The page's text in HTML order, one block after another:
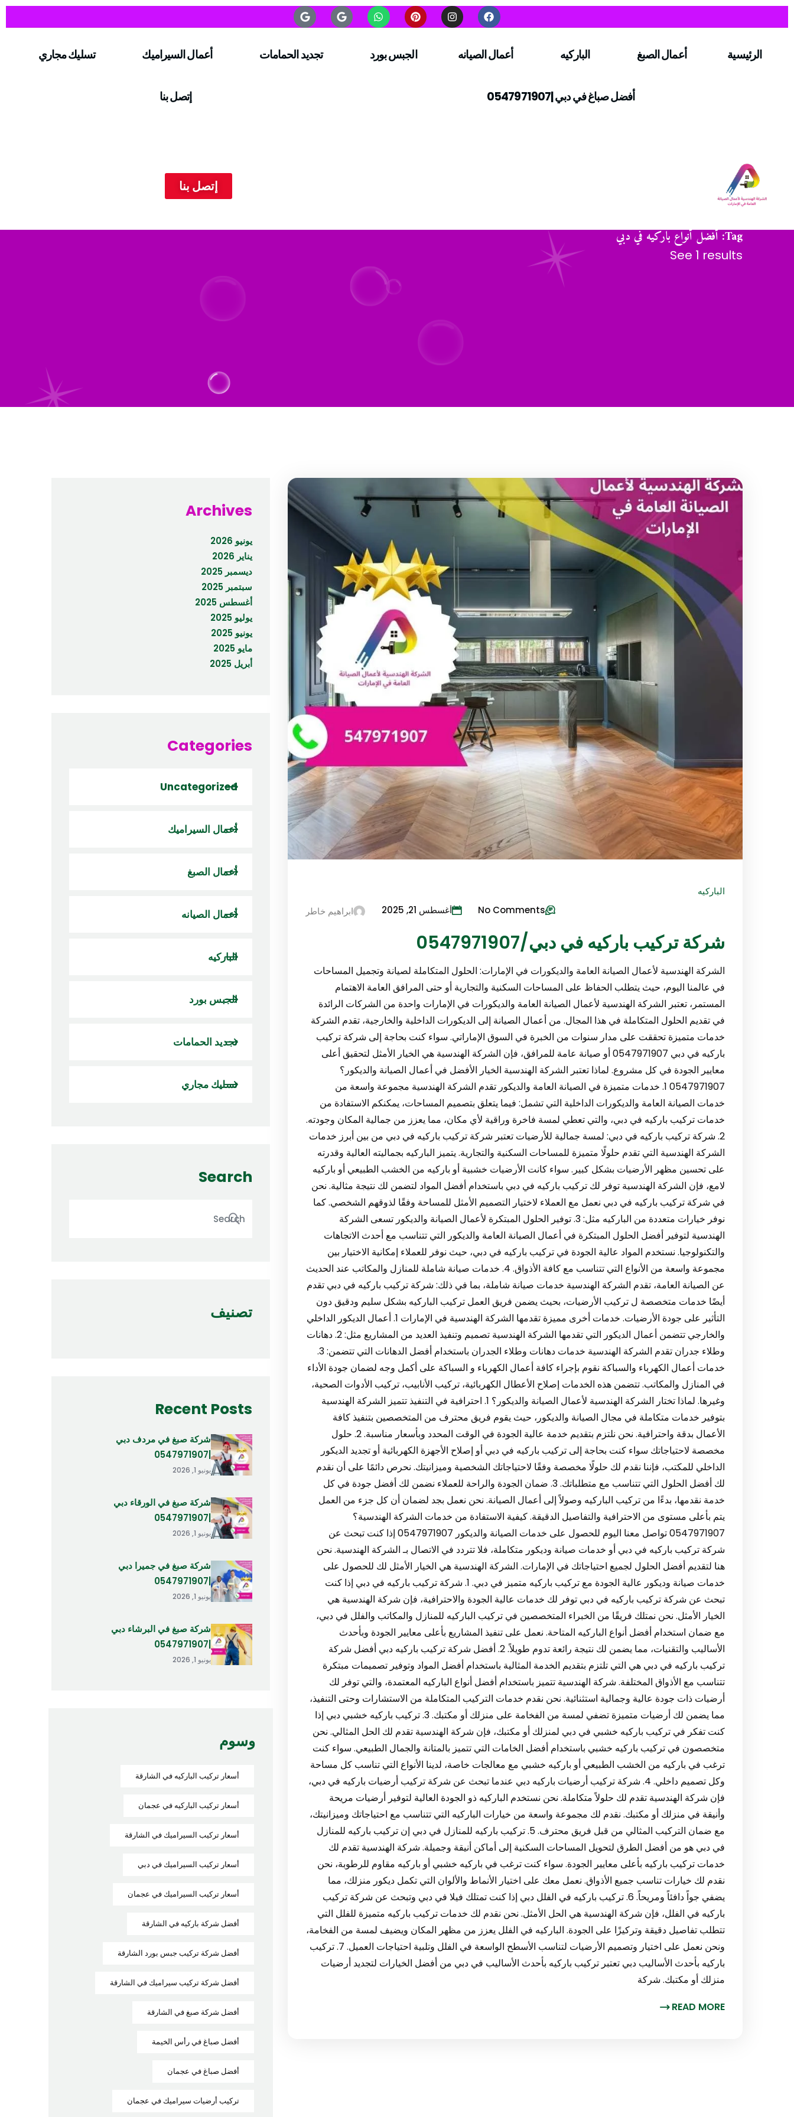
الرئيسية أعمال الصبغ الباركيه أعمال الصيانه الجبس بورد تجديد الحمامات أعمال السيراميك تسليك مجاري
أفضل صباغ في دبي |0547971907 إتصل بنا
إتصل بنا
Tag: أفضل أنواع باركيه في دبي
See 1 results
الباركيه
ابراهيم خاطر
أغسطس 21, 2025 No Comments
شركة تركيب باركيه في دبي/0547971907
الشركة الهندسية لأعمال الصيانة العامة والديكورات في الإمارات: الحلول المتكاملة لصيانة وتجميل المساحات
في عالمنا اليوم، حيث يتطلب الحفاظ على المساحات السكنية والتجارية أو حتى المرافق العامة الاهتمام
المستمر، تعتبر الشركة الهندسية لأعمال الصيانة العامة والديكورات في الإمارات واحدة من الشركات الرائدة
في تقديم الحلول المتكاملة في هذا المجال. من أعمال الصيانة إلى الديكورات الداخلية والخارجية، تقدم الشركة
خدمات متميزة تحققت على مدار سنوات من الخبرة في السوق الإماراتي. سواء كنت بحاجة إلى شركة تركيب
باركيه في دبي 0547971907 أو صيانة عامة للمرافق، فإن الشركة الهندسية هي الخيار الأمثل لتحقيق أعلى
معايير الجودة في كل مشروع. لماذا تعتبر الشركة الهندسية الخيار الأفضل في أعمال الصيانة والديكور؟
0547971907 1. خدمات متميزة في الصيانة العامة والديكور تقدم الشركة الهندسية مجموعة واسعة من
خدمات الصيانة العامة والديكورات الداخلية التي تشمل: فيما يتعلق بتصميم المساحات، يمكنكم الاستفادة من
خدمات تركيب باركيه في دبي، والتي تعطي لمسة فاخرة وراقية لأي مكان، مما يعزز من جمالية المكان وجودته.
2. شركة تركيب باركيه في دبي: لمسة جمالية للأرضيات تعتبر شركة تركيب باركيه في دبي من بين أبرز خدمات
الشركة الهندسية التي تقدم حلولًا متميزة للمساحات السكنية والتجارية. يتميز الباركيه بجماليته العالية وقدرته
على تحسين مظهر الأرضيات بشكل كبير. سواء كانت الأرضيات خشبية أو باركيه من الخشب الطبيعي أو باركيه
لامع، فإن الشركة الهندسية توفر لك تركيب باركيه في دبي باستخدام أفضل المواد لتضمن لك نتيجة مثالية. نحن
في شركة تركيب باركيه في دبي نعمل مع العملاء لاختيار التصميم الأمثل للمساحة وفقًا لذوقهم الشخصي. كما
نوفر خيارات متعددة من الباركيه مثل: 3. توفير الحلول المبتكرة لأعمال الصيانة والديكور تسعى الشركة
الهندسية لتوفير أفضل الحلول المبتكرة في أعمال الصيانة العامة والديكور التي تتناسب مع أحدث الاتجاهات
والتكنولوجيا. نستخدم المواد عالية الجودة في تركيب باركيه في دبي، حيث نوفر للعملاء إمكانية الاختيار بين
مجموعة واسعة من الأنواع التي تتناسب مع كافة الأذواق. 4. خدمات صيانة شاملة للمنازل والمكاتب عند الحديث
عن الصيانة العامة، تقدم الشركة الهندسية خدمات صيانة شاملة، بما في ذلك: شركة تركيب باركيه في دبي تقدم
أيضًا خدمات متخصصة ل تركيب الأرضيات، بحيث يضمن فريق العمل تركيب الباركيه بشكل سليم ودقيق دون
التأثير على جودة الأرضيات. خدمات أخرى مميزة تقدمها الشركة الهندسية في الإمارات 1. أعمال الديكور الداخلي
والخارجي تتضمن أعمال الديكور التي تقدمها الشركة الهندسية تصميم وتنفيذ العديد من المشاريع مثل: 2. دهانات
وطلاء جدران تقدم الشركة الهندسية خدمات دهانات وطلاء الجدران باستخدام أفضل الدهانات التي تتضمن: 3.
خدمات أعمال الكهرباء والسباكة نقوم بإجراء كافة أعمال الكهرباء و السباكة على أكمل وجه لضمان جودة الأداء
في المنازل والمكاتب. تتضمن هذه الخدمات إصلاح الأعطال الكهربائية، تركيب الأنابيب، تركيب الأدوات الصحية،
وغيرها. لماذا تختار الشركة الهندسية لأعمال الصيانة والديكور؟ 1. احترافية في التنفيذ تتميز الشركة الهندسية
بتوفير خدمات متكاملة في مجال الصيانة والديكور، حيث يقوم فريق محترف من المتخصصين بتنفيذ كافة
الأعمال بدقة واحترافية. نحن نلتزم بتقديم خدمة عالية الجودة في الوقت المحدد وبأسعار مناسبة. 2. حلول
مخصصة لاحتياجاتك سواء كنت بحاجة إلى تركيب باركيه في دبي أو إصلاح الأجهزة الكهربائية أو تجديد الديكور
الداخلي للمكتب، فإننا نقدم لك حلولًا مخصصة وفقًا لاحتياجاتك الشخصية وميزانيتك. نحرص دائمًا على أن نقدم
لك أفضل الحلول التي تتناسب مع متطلباتك. 3. ضمان الجودة والراحة للعملاء نضمن لك أفضل جودة في كل
خدمة نقدمها، بدءًا من تركيب الباركيه وصولاً إلى أعمال الصيانة. نحن نعمل بجد لضمان أن كل جزء من العمل
يتم بأعلى مستوى من الاحترافية والتفاصيل الدقيقة. كيفية الاستفادة من خدمات الشركة الهندسية؟
0547971907 تواصل معنا اليوم للحصول على خدمات الصيانة والديكور 0547971907 إذا كنت تبحث عن
شركة تركيب باركيه في دبي أو خدمات صيانة وديكور متكاملة، فلا تتردد في الاتصال بـ الشركة الهندسية. نحن
هنا لتقديم أفضل الحلول لجميع احتياجاتك في الإمارات. الشركة الهندسية هي الخيار الأمثل لك للحصول على
خدمات صيانة وديكور عالية الجودة مع تركيب باركيه متميز في دبي. 1. شركة تركيب باركيه في دبي إذا كنت
تبحث عن شركة تركيب باركيه في دبي توفر لك خدمات عالية الجودة والاحترافية، فإن شركة الهندسية هي
الخيار الأمثل. نحن نمتلك فريقًا من الخبراء المتخصصين في تركيب الباركيه للمنازل والمكاتب والفلل في دبي،
مع ضمان استخدام أفضل أنواع الباركيه المتاحة. نعمل على تنفيذ المشاريع بأعلى معايير الجودة وبأحدث
الأساليب والتقنيات، مما يضمن لك نتيجة رائعة تدوم طويلاً. 2. أفضل شركة تركيب باركيه دبي أفضل شركة
تركيب باركيه في دبي هي التي تلتزم بتقديم الخدمة المثالية باستخدام أفضل المواد وتوفير تصميمات مبتكرة
تتناسب مع الأذواق المختلفة. شركة الهندسية تتميز باستخدام أفضل أنواع الباركيه المعتمدة، والتي توفر لك
أرضيات ذات جودة عالية وجمالية استثنائية. نحن نقدم خدمات التركيب المتكاملة من الاستشارات وحتى التنفيذ،
مما يضمن لك أرضيات متميزة تضفي لمسة من الفخامة على منزلك أو مكتبك. 3. تركيب باركيه خشبي دبي إذا
كنت تفكر في تركيب باركيه خشبي في دبي لمنزلك أو مكتبك، فإن شركة الهندسية تقدم لك الحل المثالي. نحن
متخصصون في تركيب باركيه خشبي باستخدام أفضل الخامات التي تتميز بالمتانة والجمال الطبيعي. سواء كنت
ترغب في باركيه من الخشب الطبيعي أو باركيه خشبي مع معالجات خاصة، لدينا الأنواع التي تناسب كل مساحة
وكل تصميم داخلي. 4. شركة تركيب أرضيات باركيه دبي عندما تبحث عن شركة تركيب أرضيات باركيه في دبي،
فإن شركة الهندسية تقدم لك حلولاً متكاملة. نحن نستخدم الباركيه ذو الجودة العالية لتوفير أرضيات مريحة
وأنيقة في منزلك أو مكتبك. نقدم لك مجموعة واسعة من خيارات الباركيه التي تتناسب مع احتياجاتك وميزانيتك،
مع ضمان التركيب المثالي من قبل فريق محترف. 5. تركيب باركيه للمنازل في دبي إن تركيب باركيه للمنازل
في دبي هو من أفضل الطرق لتحويل المساحات السكنية إلى أماكن أنيقة وجميلة. شركة الهندسية تقدم لك
خدمات تركيب باركيه بأعلى معايير الجودة. سواء كنت ترغب في باركيه خشبي أو باركيه مقاوم للرطوبة، نحن
نقدم لك خيارات تناسب جميع الأذواق. نعمل معك على اختيار الأنماط والألوان التي تكمل ديكور منزلك، مما
يضفي جواً دافئاً ومريحاً. 6. تركيب باركيه في الفلل دبي إذا كنت تمتلك فيلا في دبي وتبحث عن شركة تركيب
باركيه في الفلل، فإن شركة الهندسية هي الحل الأمثل. نحن نقدم لك خدمات تركيب باركيه متميزة للفلل التي
تتطلب تفاصيل دقيقة وتركيزًا على الجودة. الباركيه في الفلل يعزز من مظهر المكان ويضيف لمسة من الفخامة،
ونحن نعمل على اختيار وتصميم الأرضيات لتناسب الأسطح الواسعة في الفلل وتلبية احتياجات العميل. 7. تركيب
باركيه بأحدث الأساليب دبي تعتبر تركيب باركيه بأحدث الأساليب في دبي من أفضل الخيارات لتجديد أرضيات
منزلك أو مكتبك. شركة
READ MORE
Archives
يونيو 2026
يناير 2026
ديسمبر 2025
سبتمبر 2025
أغسطس 2025
يوليو 2025
يونيو 2025
مايو 2025
أبريل 2025
Categories
Uncategorized
أعمال السيراميك
أعمال الصبغ
أعمال الصيانه
الباركيه
الجبس بورد
تجديد الحمامات
تسليك مجاري
Search
تصنيف
Recent Posts
شركة صبغ في مردف دبي
يونيو 1, 2026
شركة صبغ في الورقاء دبي
يونيو 1, 2026
شركة صبغ في جميرا دبي
يونيو 1, 2026
شركة صبغ في البرشاء دبي
يونيو 1, 2026
وسوم
أسعار تركيب الباركيه في الشارقة
أسعار تركيب الباركيه في عجمان
أسعار تركيب السيراميك في الشارقة
أسعار تركيب السيراميك في دبي
أسعار تركيب السيراميك في عجمان
أفضل شركة باركيه في الشارقة
أفضل شركة تركيب جبس بورد الشارقة
أفضل شركة تركيب سيراميك في الشارقة
أفضل شركة صبغ في الشارقة
أفضل صباغ في رأس الخيمة
أفضل صباغ في عجمان
تركيب أرضيات سيراميك في عجمان